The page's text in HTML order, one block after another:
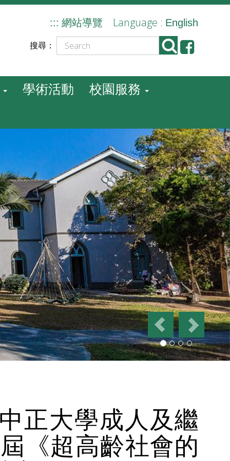
::: 網站導覽 Language : English
搜尋：
學術活動 校園服務
P
r
e
v
N
e
x
t
正大學成人及繼
《超高齡社會的